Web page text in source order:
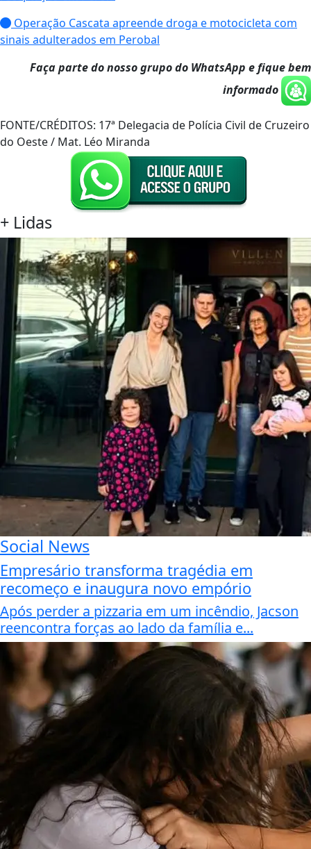
Operação Cascata apreende droga e motocicleta com
sinais adulterados em Perobal
Faça parte do nosso grupo do WhatsApp e fique bem
informado
FONTE/CRÉDITOS: 17ª Delegacia de Polícia Civil de Cruzeiro
do Oeste / Mat. Léo Miranda
+ Lidas
Social News
Empresário transforma tragédia em
recomeço e inaugura novo empório
Após perder a pizzaria em um incêndio, Jacson
reencontra forças ao lado da família e...